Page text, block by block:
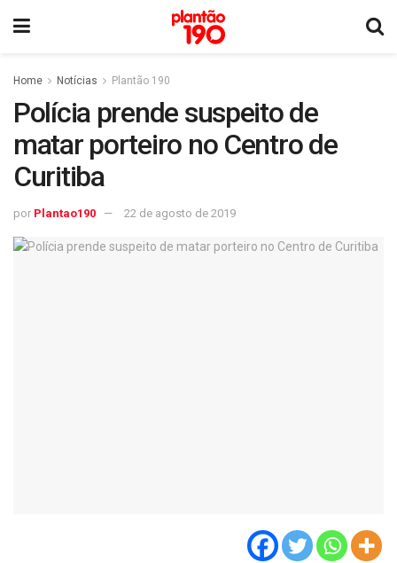
Home Notícias Plantão 190
Polícia prende suspeito de
matar porteiro no Centro de
Curitiba
por Plantao190 22 de agosto de 2019